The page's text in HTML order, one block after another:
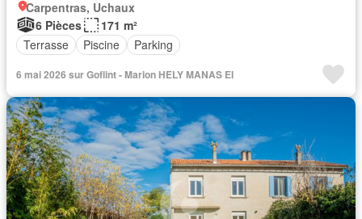
Carpentras, Uchaux
6 Pièces
171 m²
Terrasse
Piscine Parking
6 mai 2026 sur Goflint - Marion HELY MANAS EI